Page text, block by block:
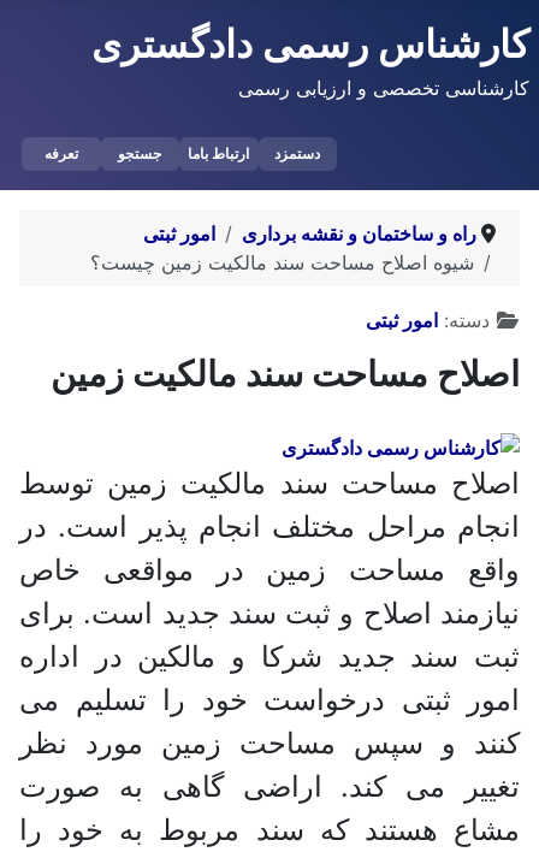
کارشناس رسمی دادگستری
کارشناسی تخصصی و ارزیابی رسمی
دستمزد ارتباط باما جستجو تعرفه
راه و ساختمان و نقشه برداری
امور ثبتی
شیوه اصلاح مساحت سند مالکیت زمین چیست؟
توضیحات
دسته: امور ثبتی
اصلاح مساحت سند مالکیت زمین
اصلاح مساحت سند مالکیت زمین توسط
انجام مراحل مختلف انجام پذیر است. در
واقع مساحت زمین در مواقعی خاص
نیازمند اصلاح و ثبت سند جدید است. برای
ثبت سند جدید شرکا و مالکین در اداره
امور ثبتی درخواست خود را تسلیم می
کنند و سپس مساحت زمین مورد نظر
تغییر می کند. اراضی گاهی به صورت
مشاع هستند که سند مربوط به خود را